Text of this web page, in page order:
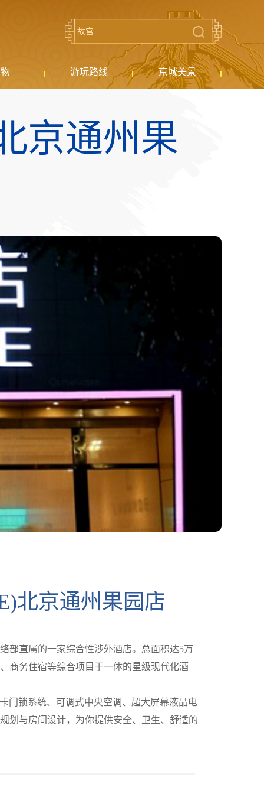
游玩路线 京城美景
京通州果
北京通州果园店
部直属的一家综合性涉外酒店。总面积达5万
商务住宿等综合项目于一体的星级现代化酒
门锁系统、可调式中央空调、超大屏幕液晶电
划与房间设计，为你提供安全、卫生、舒适的